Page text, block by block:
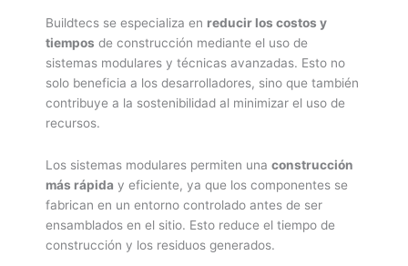
Buildtecs se especializa en reducir los costos y
tiempos de construcción mediante el uso de
sistemas modulares y técnicas avanzadas. Esto no
solo beneficia a los desarrolladores, sino que también
contribuye a la sostenibilidad al minimizar el uso de
recursos.
Los sistemas modulares permiten una construcción
más rápida y eficiente, ya que los componentes se
fabrican en un entorno controlado antes de ser
ensamblados en el sitio. Esto reduce el tiempo de
construcción y los residuos generados.